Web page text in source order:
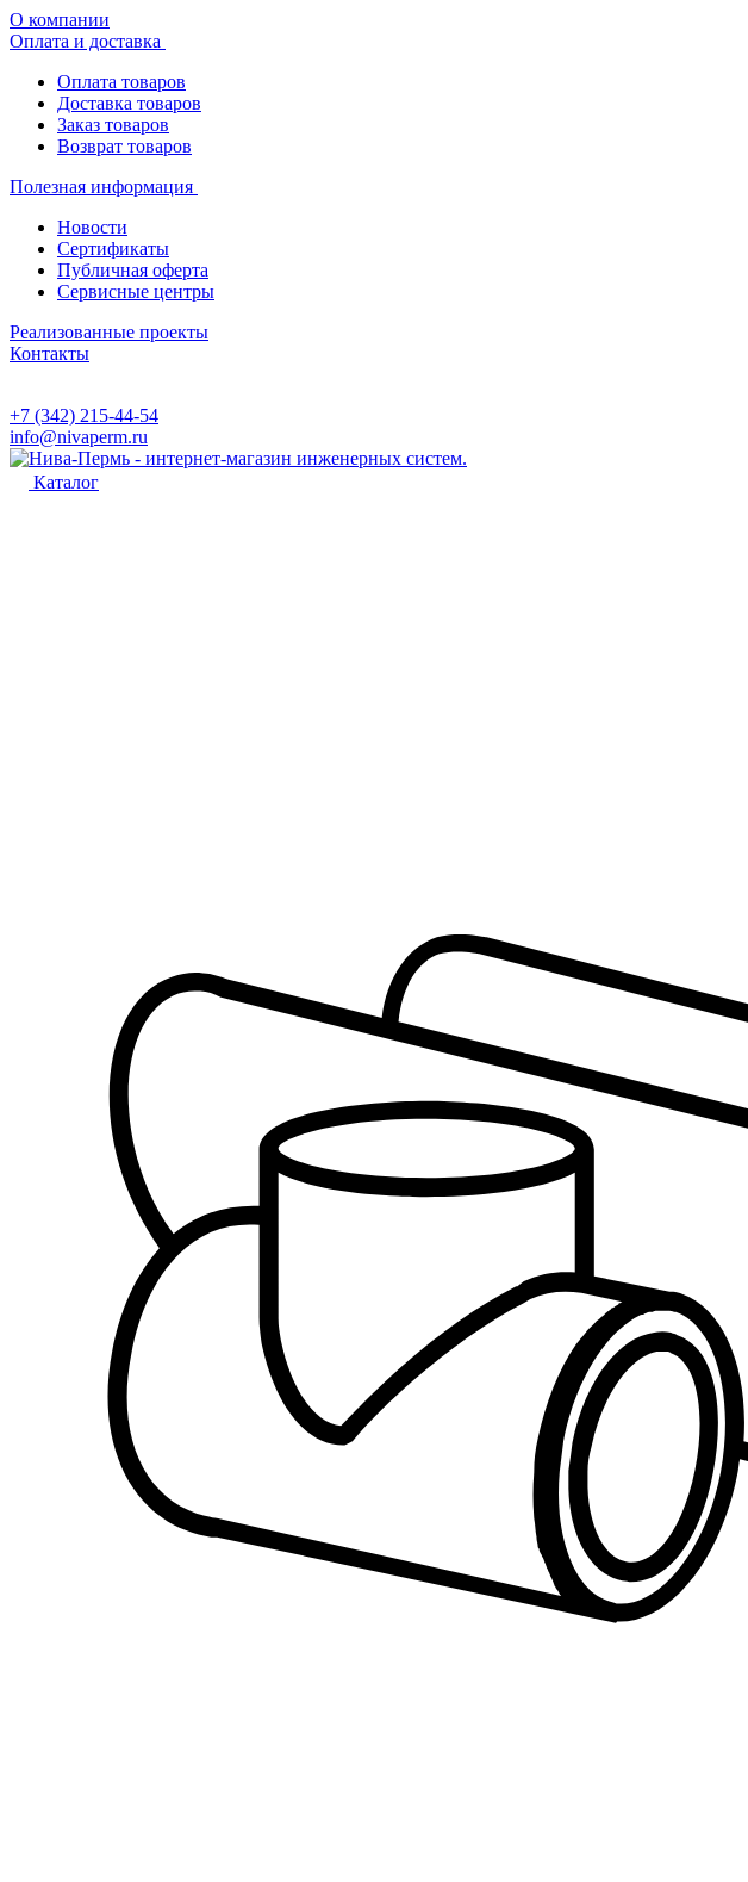
О компании
Оплата и доставка
Оплата товаров
Доставка товаров
Заказ товаров
Возврат товаров
Полезная информация
Новости
Сертификаты
Публичная оферта
Сервисные центры
Реализованные проекты
Контакты
+7 (342) 215-44-54
info@nivaperm.ru
Каталог